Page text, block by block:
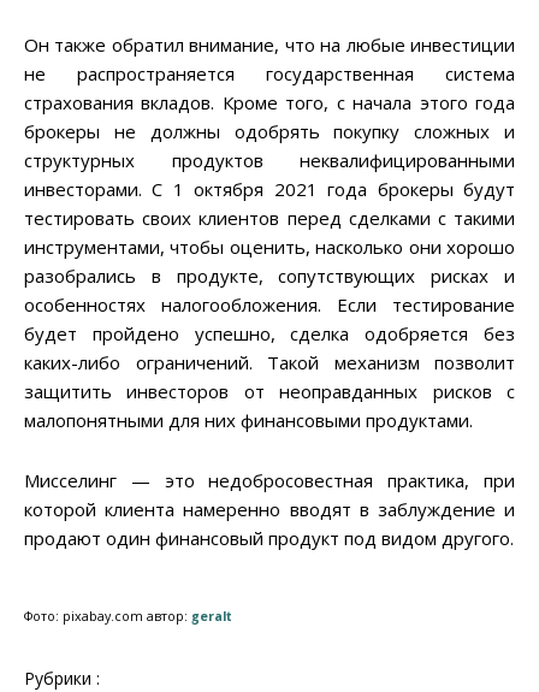
Он также обратил внимание, что на любые инвестиции
не распространяется государственная система
страхования вкладов. Кроме того, с начала этого года
брокеры не должны одобрять покупку сложных и
структурных продуктов неквалифицированными
инвесторами. С 1 октября 2021 года брокеры будут
тестировать своих клиентов перед сделками с такими
инструментами, чтобы оценить, насколько они хорошо
разобрались в продукте, сопутствующих рисках и
особенностях налогообложения. Если тестирование
будет пройдено успешно, сделка одобряется без
каких-либо ограничений. Такой механизм позволит
защитить инвесторов от неоправданных рисков с
малопонятными для них финансовыми продуктами.
Мисселинг — это недобросовестная практика, при
которой клиента намеренно вводят в заблуждение и
продают один финансовый продукт под видом другого.
Фото: pixabay.com автор: geralt
Рубрики :